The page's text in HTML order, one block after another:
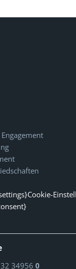
34956 0